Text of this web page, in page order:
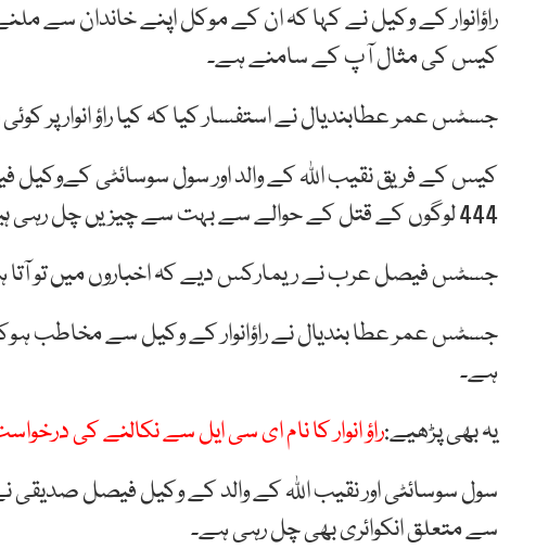
راؤانوار کے وکیل نے کہا کہ ان کے موکل اپنے خاندان سے
کیس کی مثال آپ کے سامنے ہے۔
جسٹس عمر عطابندیال نے استفسار کیا کہ کیا راؤ انوار پر
کیس کے فریق نقیب اللہ کے والد اور سول سوسائٹی کےوکیل
444 لوگوں کے قتل کے حوالے سے بہت سے چیزیں چل رہی ہیں۔
جسٹس فیصل عرب نے ریمارکس دیے کہ اخباروں میں تو آتا ہے کہ
جسٹس عمر عطا بندیال نے راؤانوار کے وکیل سے مخاطب ہوکر
ہے۔
یہ بھی پڑھیے:راؤ انوار کا نام ای سی ایل سے نکالنے کی
سول سوسائٹی اور نقیب اللہ کے والد کے وکیل فیصل صدیقی نے
سے متعلق انکوائری بھی چل رہی ہے۔